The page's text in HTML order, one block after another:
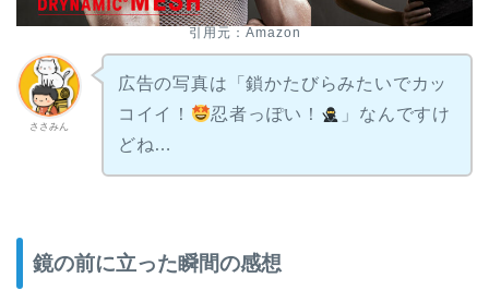
引用元：Amazon
ささみん
広告の写真は「鎖かたびらみたいでカッ
コイイ！
忍者っぽい！
」なんですけ
どね…
鏡の前に立った瞬間の感想